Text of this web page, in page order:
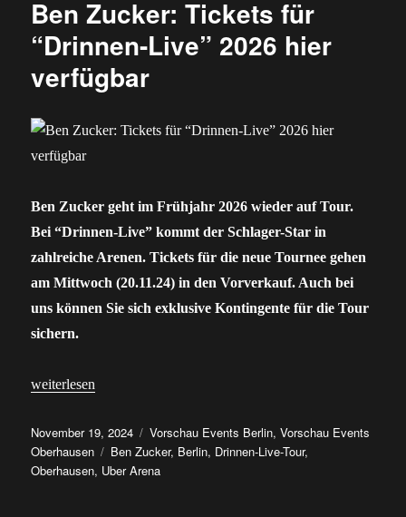
Ben Zucker: Tickets für
“Drinnen-Live” 2026 hier
verfügbar
Ben Zucker geht im Frühjahr 2026 wieder auf Tour.
Bei “Drinnen-Live” kommt der Schlager-Star in
zahlreiche Arenen. Tickets für die neue Tournee gehen
am Mittwoch (20.11.24) in den Vorverkauf. Auch bei
uns können Sie sich exklusive Kontingente für die Tour
sichern.
„Ben Zucker: Tickets für “Drinnen-Live” 2026 hier verfügbar“
weiterlesen
Veröffentlicht
am
November 19, 2024 Kategorien
Vorschau Events Berlin,Vorschau Events
Oberhausen
Schlagwörter
Ben Zucker, Berlin, Drinnen-Live-Tour,
Oberhausen, Uber Arena